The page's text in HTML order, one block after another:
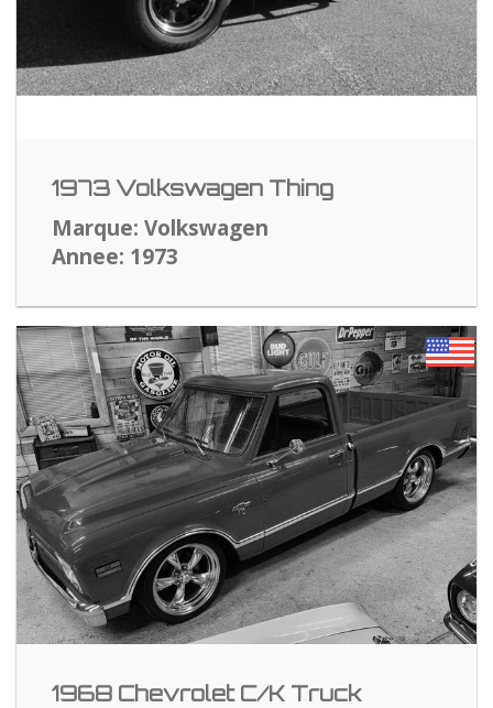
1973 Volkswagen Thing
Marque: Volkswagen
Annee: 1973
1968 Chevrolet C/K Truck